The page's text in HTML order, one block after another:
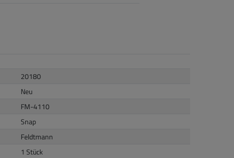
20180
Neu
FM-4110
Snap
Feldtmann
1 Stück